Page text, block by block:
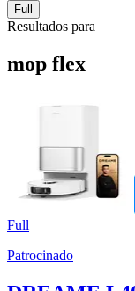
Full
Resultados para
mop flex
Full
Patrocinado